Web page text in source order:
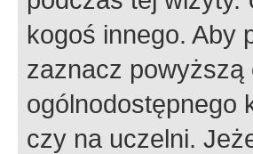
kogoś innego. Aby
zaznacz
ogólnodostępnego
czy na uczelni.